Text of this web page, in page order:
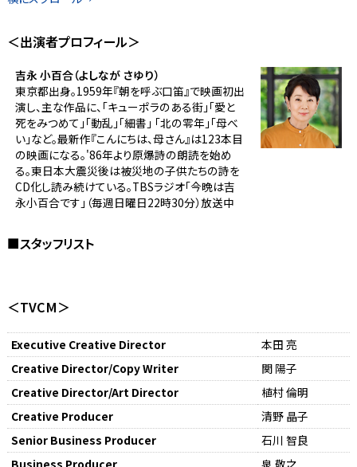
＜出演者プロフィール＞
吉永 小百合（よしなが さゆり）
東京都出身。1959年『朝を呼ぶ口笛』で映画初出
演し、主な作品に、「キューポラのある街」「愛と
死をみつめて」「動乱」「細書」 「北の零年」「母べ
い」など。最新作『こんにちは、母さん』は123本目
の映画になる。'86年より原爆詩の朗読を始め
る。東日本大震災後は被災地の子供たちの詩を
CD化し読み続けている。TBSラジオ「今晩は吉
永小百合です」（毎週日曜日22時30分）放送中
■スタッフリスト
＜TVCM＞
Executive Creative Director
本田 亮
Creative Director/Copy Writer
関 陽子
Creative Director/Art Director
植村 倫明
Creative Producer
清野 晶子
Senior Business Producer
石川 智良
Business Producer
泉 敬之